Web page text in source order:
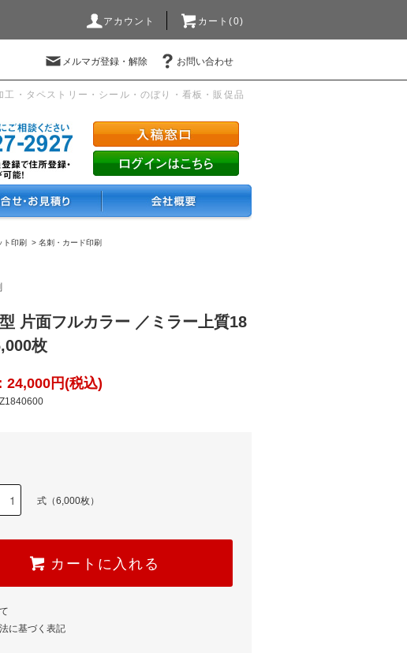
アカウント カート(0)
メルマガ登録・解除 お問い合わせ
・タペストリー・シール・のぼり・看板・販促品
ト印刷 > 名刺・カード印刷
片面フルカラー ／ミラー上質18
枚
24,000円(税込)
式（6,000枚）
カートに入れる
に基づく表記